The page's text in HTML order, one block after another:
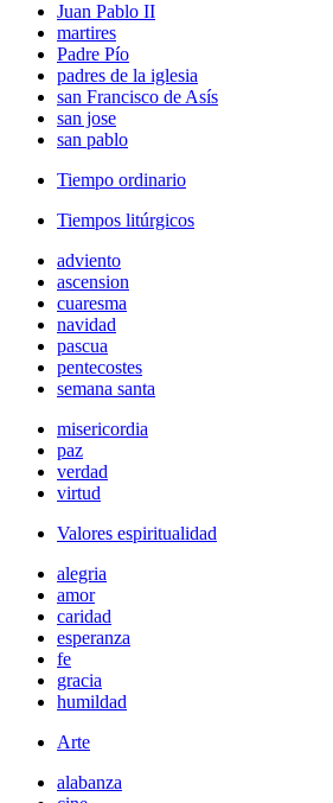
Juan Pablo II
martires
Padre Pío
padres de la iglesia
san Francisco de Asís
san jose
san pablo
Tiempo ordinario
Tiempos litúrgicos
adviento
ascension
cuaresma
navidad
pascua
pentecostes
semana santa
misericordia
paz
verdad
virtud
Valores espiritualidad
alegria
amor
caridad
esperanza
fe
gracia
humildad
Arte
alabanza